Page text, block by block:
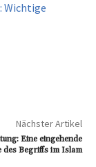
Wichtige
Nächster Artikel
Eine eingehende
des Begriffs im Islam